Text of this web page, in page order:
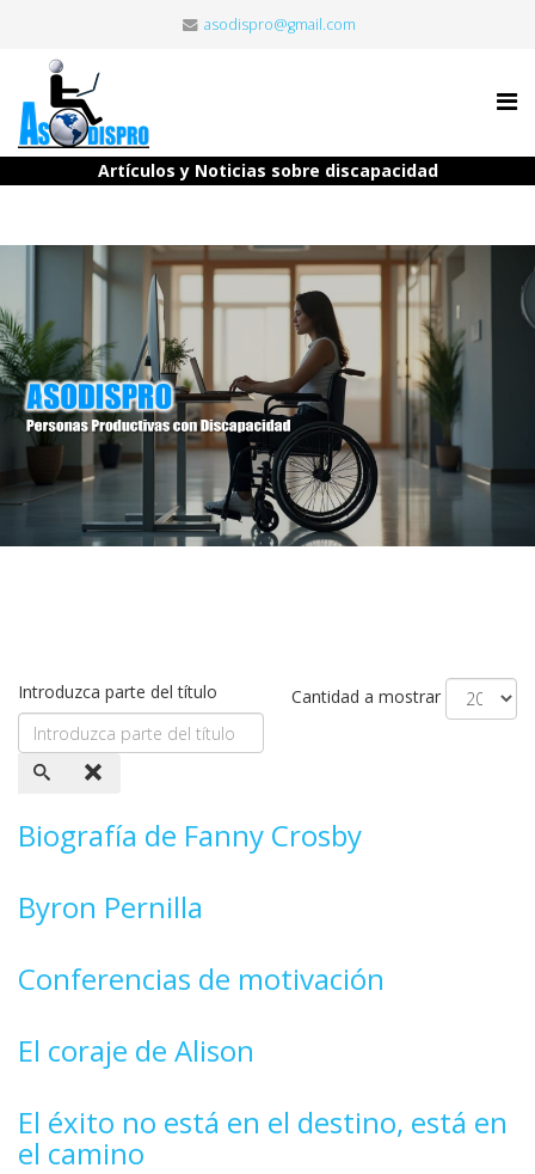
asodispro@gmail.com
Artículos y Noticias sobre discapacidad
Introduzca parte del título Cantidad a mostrar
Biografía de Fanny Crosby
Byron Pernilla
Conferencias de motivación
El coraje de Alison
El éxito no está en el destino, está en
el camino